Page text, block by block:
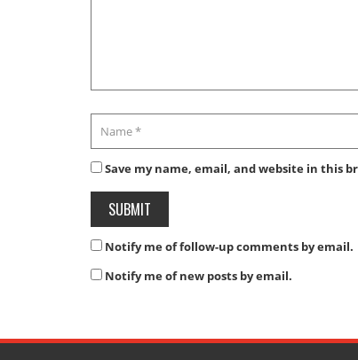
Save my name, email, and website in this
Notify me of follow-up comments by email.
Notify me of new posts by email.